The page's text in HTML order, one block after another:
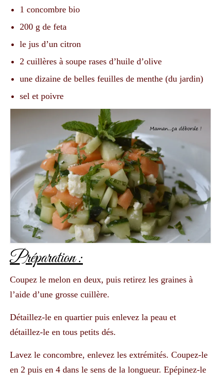
1 concombre bio
200 g de feta
le jus d’un citron
2 cuillères à soupe rases d’huile d’olive
une dizaine de belles feuilles de menthe (du jardin)
sel et poivre
Préparation :
Coupez le melon en deux, puis retirez les graines à
l’aide d’une grosse cuillère.
Détaillez-le en quartier puis enlevez la peau et
détaillez-le en tous petits dés.
Lavez le concombre, enlevez les extrémités. Coupez-le
en 2 puis en 4 dans le sens de la longueur. Epépinez-le